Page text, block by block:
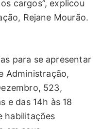
cargos”, explicou
Rejane Mourão.
para se apresentar
Administração,
523,
e das 14h às 18
habilitações